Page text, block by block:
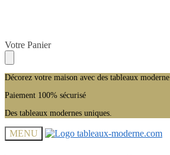
Skip
to
navigation
Skip
to
content
Votre Panier
Décorez votre maison avec des tableaux
Paiement 100% sécurisé
Des tableaux modernes uniques.
MENU